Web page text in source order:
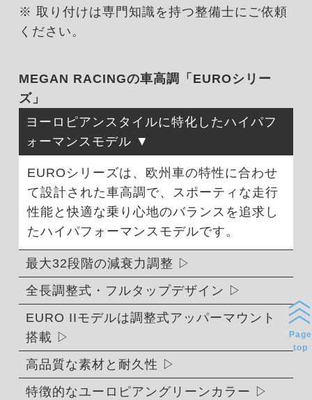
※ 取り付けは専門知識を持つ整備士にご依頼
ください。
MEGAN RACINGの車高調「EUROシリー
ズ」
ヨーロピアンスタイルに特化したハイパフ
ォーマンスモデル
EUROシリーズは、欧州車の特性に合わせ
て設計された車高調で、スポーティな走行
性能と快適な乗り心地のバランスを追求し
たハイパフォーマンスモデルです。
最大32段階の減衰力調整
全長調整式・フルタップデザイン
EURO IIモデルは調整式アッパーマウント
搭載
高品質な素材と耐久性
特徴的なユーロピアングリーンカラー
Page
top